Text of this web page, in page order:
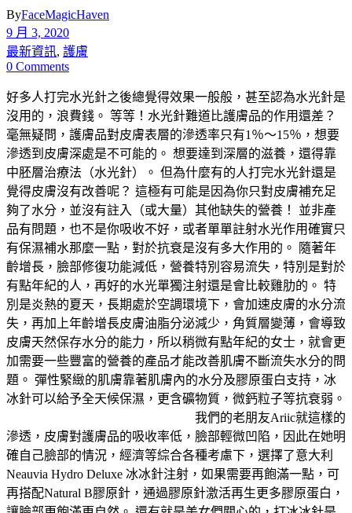
ByFaceMagicHaven
9 月 3, 2020
最新資訊, 護膚
0 Comments
好多人打完水光針之後總覺得效果一般般，甚至認為水光針是
沒用的，浪費錢。 等等！水光針難道比護膚品的作用還差？
毫無疑問，護膚品對皮膚表層的滲透率只有1％〜15％，想要
滲透到皮膚深處是不可能的。 想要達到深層的滋養，還得靠
中胚層治療法（水光針）。 但為什麼有的人打完水光針還是
覺得皮膚沒有改善呢？ 這極有可能是因為你只對皮膚補充足
夠了水分，並沒有註入（或大量）其他缺失的營養！ 並非產
品有問題，也不是你吸收不好，或者單單註射水光作用確實只
有保濕補水那麼一點，對於抗衰是沒有多大作用的。 隨著年
齡增長，臉部修復功能減低，營養特別容易流失，特別是對於
有點年紀的人，再好的水光單獨注射還是會比較雞肋的。 特
別是炎熱的夏天，長期處於空調環境下，會加速皮膚的水分流
失，再加上年齡增長皮膚油脂分泌減少，角質層變薄，會導致
皮膚天然保存水分的能力，所以稍微有點年紀的女士，就會更
加需要一些豐富的營養的產品才能改善肌膚不斷流失水分的問
題。 彈性緊緻的肌膚靠著肌膚內的水分及膠原蛋白支持，冰
冰針可以給予全天候保濕，更含礦物質，微鈣粒子等抗衰弱。
我們的老朋友Ariic就這樣的
滲透，皮膚對護膚品的吸收率低，臉部輕微凹陷，因此在她明
確自己臉部的情況，經濟等綜合各種考慮下，選擇了意大利
Neauvia Hydro Deluxe 冰冰針注射，如果需要再飽滿一點，可
再搭配Natural B膠原針，通過膠原針激活再生更多膠原蛋白，